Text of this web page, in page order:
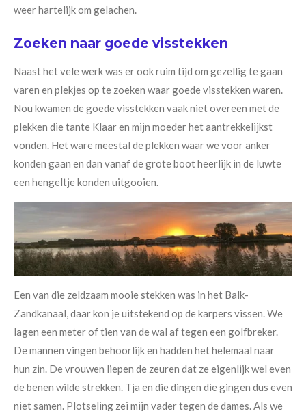
weer hartelijk om gelachen.
Zoeken naar goede visstekken
Naast het vele werk was er ook ruim tijd om gezellig te gaan
varen en plekjes op te zoeken waar goede visstekken waren.
Nou kwamen de goede visstekken vaak niet overeen met de
plekken die tante Klaar en mijn moeder het aantrekkelijkst
vonden. Het ware meestal de plekken waar we voor anker
konden gaan en dan vanaf de grote boot heerlijk in de luwte
een hengeltje konden uitgooien.
Een van die zeldzaam mooie stekken was in het Balk-
Zandkanaal, daar kon je uitstekend op de karpers vissen. We
lagen een meter of tien van de wal af tegen een golfbreker.
De mannen vingen behoorlijk en hadden het helemaal naar
hun zin. De vrouwen liepen de zeuren dat ze eigenlijk wel even
de benen wilde strekken. Tja en die dingen die gingen dus even
niet samen. Plotseling zei mijn vader tegen de dames. Als we